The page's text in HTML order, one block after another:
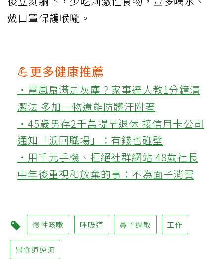
戴口罩保護喉嚨。
💪更多健康推薦
‧電風扇滿是灰塵？家事達人教1分鐘清
潔法 多加一物還能防髒汙附著
‧45歲男存2千萬提早退休 接信用卡公司
通知「淚回職場」：有錢也碰壁
‧用千元手機、拒絕社群網站 48歲社長
中年後重視和放棄的事：不為面子消費
慢性咳嗽 呼吸道 鼻子過敏 工作
胃食道逆流